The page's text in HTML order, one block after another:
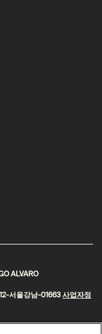
ALVARO
서울강남-01663사업자정